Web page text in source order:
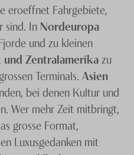
eroeffnet Fahrgebiete,
sind. In Nordeuropa
und zu kleinen
Zentralamerika zu
Terminals. Asien
bei denen Kultur und
Wer mehr Zeit mitbringt,
grosse Format,
Luxusgedanken mit